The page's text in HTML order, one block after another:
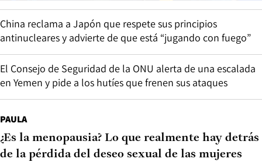
China reclama a Japón que respete sus principios
antinucleares y advierte de que está “jugando con fuego”
El Consejo de Seguridad de la ONU alerta de una escalada
en Yemen y pide a los hutíes que frenen sus ataques
PAULA
¿Es la menopausia? Lo que realmente hay detrás
de la pérdida del deseo sexual de las mujeres